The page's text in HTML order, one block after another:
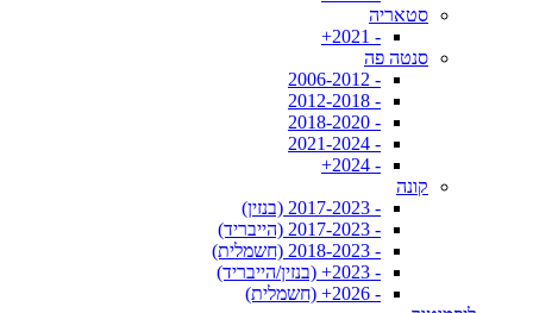
סטאריה
- 2021+
סנטה פה
- 2006-2012
- 2012-2018
- 2018-2020
- 2021-2024
- 2024+
קונה
- 2017-2023 (בנזין)
- 2017-2023 (הייבריד)
- 2018-2023 (חשמלית)
- 2023+ (בנזין/הייבריד)
- 2026+ (חשמלית)